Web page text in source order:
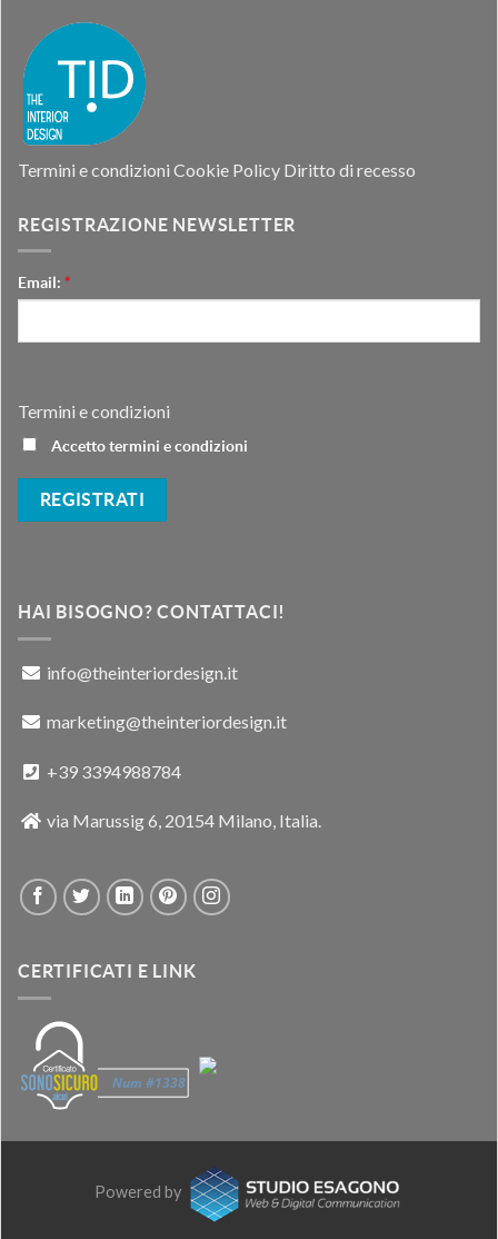
Termini e condizioni Cookie Policy Diritto di recesso
REGISTRAZIONE NEWSLETTER
Email: *
Termini e condizioni
Accetto termini e condizioni
HAI BISOGNO? CONTATTACI!
info@theinteriordesign.it
marketing@theinteriordesign.it
+39 3394988784
via Marussig 6, 20154 Milano, Italia.
CERTIFICATI E LINK
Powered by